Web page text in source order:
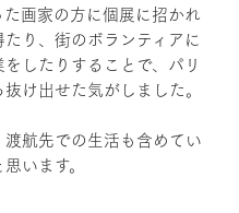
画家の方に個展に招かれ
り、街のボランティアに
したりすることで、パリ
け出せた気がしました。
航先での生活も含めてい
います。